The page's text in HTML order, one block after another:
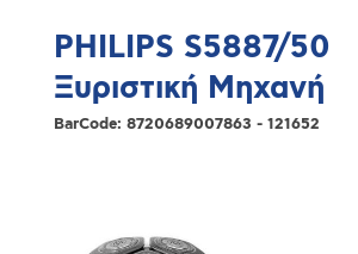
PHILIPS S5887/50
Ξυριστική Μηχανή
BarCode: 8720689007863 - 121652